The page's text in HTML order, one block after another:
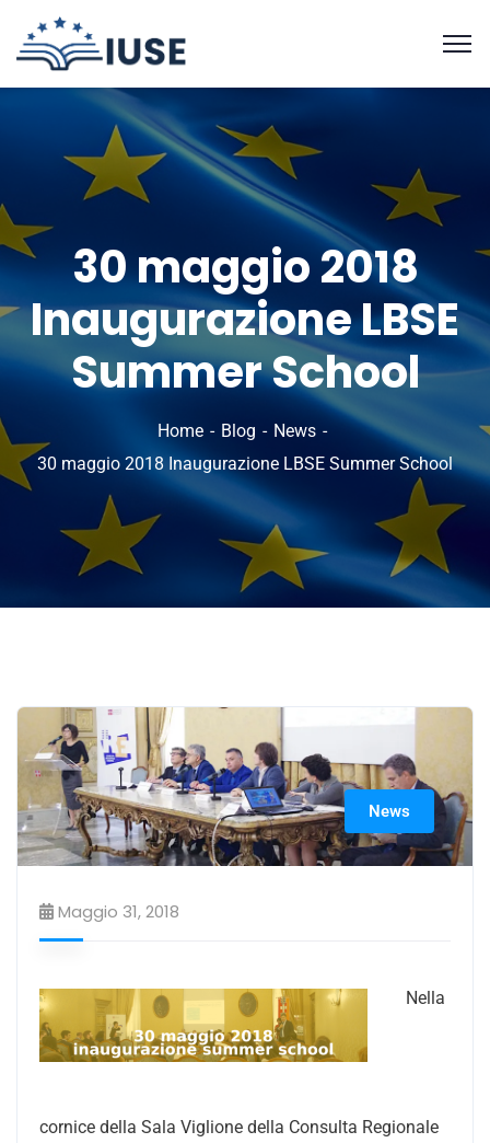
30 maggio 2018
Inaugurazione LBSE
Summer School
Home Blog
News
30 maggio 2018 Inaugurazione LBSE Summer School
News
Maggio 31, 2018
Nella
cornice della Sala Viglione della Consulta Regionale